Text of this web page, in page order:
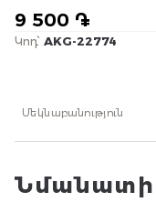
9 500 ֏
Կոդ՝ AKG-22774
Մեկնաբանություն